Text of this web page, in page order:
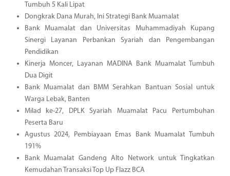
Tumbuh 5 Kali Lipat
Dongkrak Dana Murah, Ini Strategi Bank Muamalat
Bank Muamalat dan Universitas Muhammadiyah Kupang
Sinergi Layanan Perbankan Syariah dan Pengembangan
Pendidikan
Kinerja Moncer, Layanan MADINA Bank Muamalat Tumbuh
Dua Digit
Bank Muamalat dan BMM Serahkan Bantuan Sosial untuk
Warga Lebak, Banten
Milad ke-27, DPLK Syariah Muamalat Pacu Pertumbuhan
Peserta Baru
Agustus 2024, Pembiayaan Emas Bank Muamalat Tumbuh
191%
Bank Muamalat Gandeng Alto Network untuk Tingkatkan
Kemudahan Transaksi Top Up Flazz BCA